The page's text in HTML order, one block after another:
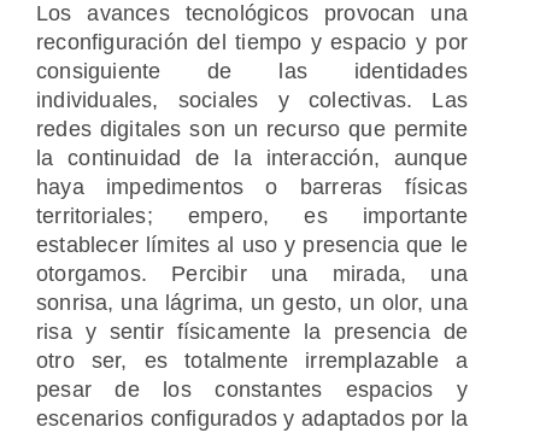
Los avances tecnológicos provocan una
reconfiguración del tiempo y espacio y por
consiguiente de las identidades
individuales, sociales y colectivas. Las
redes digitales son un recurso que permite
la continuidad de la interacción, aunque
haya impedimentos o barreras físicas
territoriales; empero, es importante
establecer límites al uso y presencia que le
otorgamos. Percibir una mirada, una
sonrisa, una lágrima, un gesto, un olor, una
risa y sentir físicamente la presencia de
otro ser, es totalmente irremplazable a
pesar de los constantes espacios y
escenarios configurados y adaptados por la